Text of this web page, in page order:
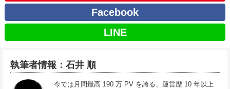
Facebook
LINE
執筆者情報：石井 順
今では月間最高 190 万 PV を誇る、運営歴 10 年以上